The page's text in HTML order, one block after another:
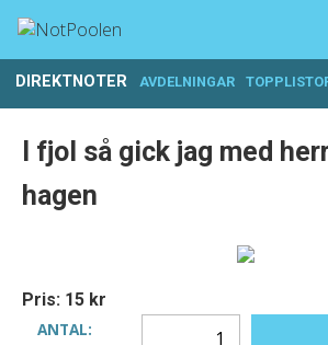
DIREKTNOTER AVDELNINGAR
I fjol så gick jag med
hagen
Pris: 15 kr
ANTAL: